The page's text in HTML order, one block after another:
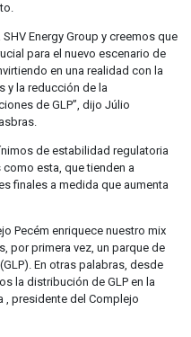
Energy Group y creemos que
para el nuevo escenario de
en una realidad con la
y la reducción de la
de GLP”, dijo Júlio
de estabilidad regulatoria
esta, que tienden a
finales a medida que aumenta
Pecém enriquece nuestro mix
por primera vez, un parque de
En otras palabras, desde
la distribución de GLP en la
, presidente del Complejo